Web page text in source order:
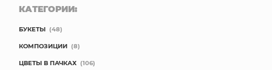
КАТЕГОРИИ:
БУКЕТЫ (48)
КОМПОЗИЦИИ (8)
ЦВЕТЫ В ПАЧКАХ (106)